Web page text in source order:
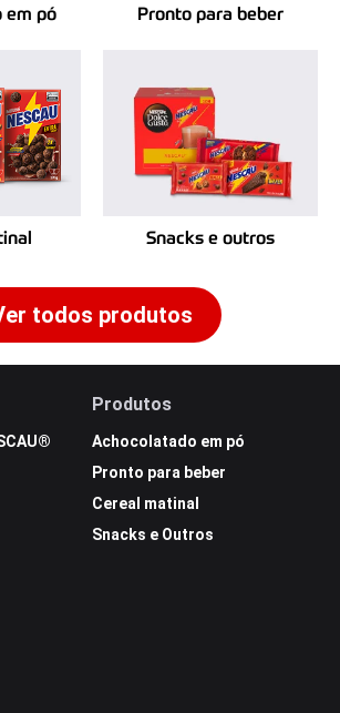
em pó Pronto para beber
Snacks e outros
todos produtos
Produtos
Achocolatado em pó
Pronto para beber
Cereal matinal
Snacks e Outros